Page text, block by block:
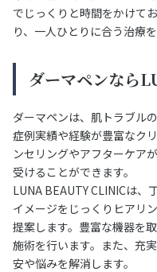
でじっくりと時間をかけて
り、一人ひとりに合う治療
ダーマペンなら
ダーマペンは、肌トラブル
症例実績や経験が豊富なク
ンセリングやアフターケア
受けることができます。
LUNA BEAUTY CLINICは、
イメージをじっくりヒアリ
提案します。豊富な機器を
施術を行います。また、充
安や悩みを解消します。